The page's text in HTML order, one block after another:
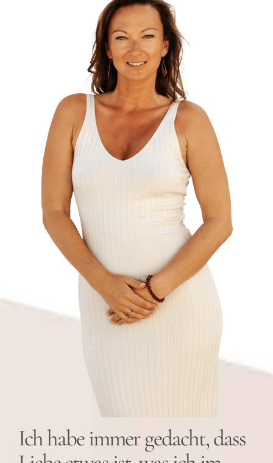
Ich habe immer gedacht, dass